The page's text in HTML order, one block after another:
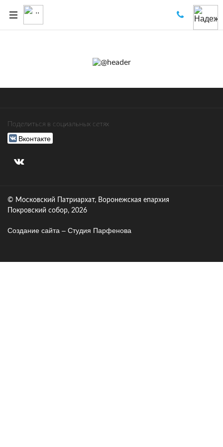
Поделиться в социальных сетях
Вконтакте
© Московский Патриархат, Воронежcкая епархия
Покровский собор, 2026
Создание сайта – Cтудия Парфенова